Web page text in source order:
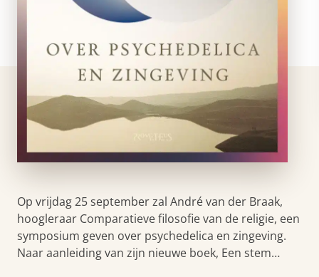
Op vrijdag 25 september zal André van der Braak,
hoogleraar Comparatieve filosofie van de religie, een
symposium geven over psychedelica en zingeving.
Naar aanleiding van zijn nieuwe boek, Een stem…